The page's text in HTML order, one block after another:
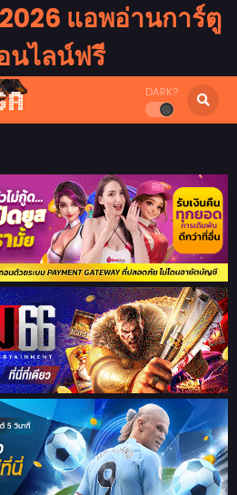
แอพอ่านการ์ตู
นไลน์ฟรี
DARK?